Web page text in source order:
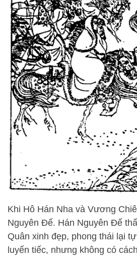
Khi Hô Hán Nha và Vương
Nguyên Đế. Hán Nguyên Đế
Quân xinh đẹp, phong thái lại
luyến tiếc, nhưng không có